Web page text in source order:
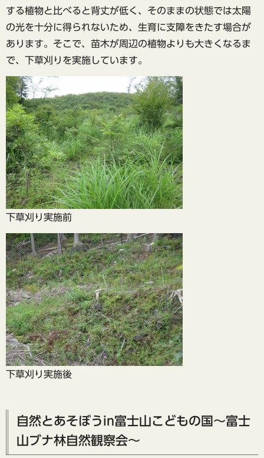
する植物と比べると背丈が低く、そのままの状態では太陽
の光を十分に得られないため、生育に支障をきたす場合が
あります。そこで、苗木が周辺の植物よりも大きくなるま
で、下草刈りを実施しています。
下草刈り実施前
下草刈り実施後
自然とあそぼうin富士山こどもの国～富士
山ブナ林自然観察会～